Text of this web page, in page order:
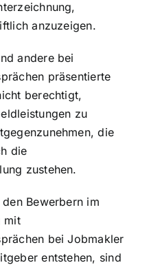
anzuzeigen.
andere bei
präsentierte
berechtigt,
zu
die
die
zustehen.
Bewerbern im
mit
bei Jobmakler
entstehen, sind